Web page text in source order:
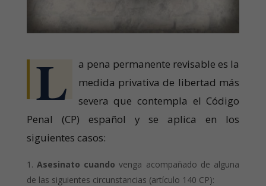
L
a pena permanente revisable es la
medida privativa de libertad más
severa que contempla el Código
Penal (CP) español y se aplica en los
siguientes casos:
Asesinato cuando venga acompañado de alguna
de las siguientes circunstancias (artículo 140 CP):